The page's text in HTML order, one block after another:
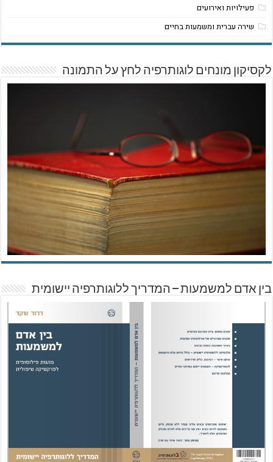
פעילויות ואירועים
שירה עברית ומשמעות בחיים
לקסיקון מונחים לוגותרפיה לחץ על התמונה
בין אדם למשמעות – המדריך ללוגותרפיה יישומית